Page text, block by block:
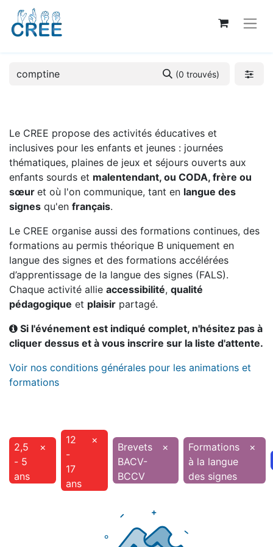
(0 trouvés)
Le CREE propose des activités éducatives et
inclusives pour les enfants et jeunes : journées
thématiques, plaines de jeux et séjours ouverts aux
enfants sourds et malentendant, ou CODA, frère ou
sœur et où l'on communique, tant en langue des
signes qu'en français.
Le CREE organise aussi des formations continues, des
formations au permis théorique B uniquement en
langue des signes et des formations accélérées
d’apprentissage de la langue des signes (FALS).
Chaque activité allie accessibilité, qualité
pédagogique et plaisir partagé.
Si l'événement est indiqué complet, n'hésitez pas à
cliquer dessus et à vous inscrire sur la liste d'attente.
Voir nos conditions générales pour les animations et
formations
2,5
- 5
ans
×
12
-
17
ans
×
Brevets
BACV-
BCCV
×
Formations
à la langue
des signes
×